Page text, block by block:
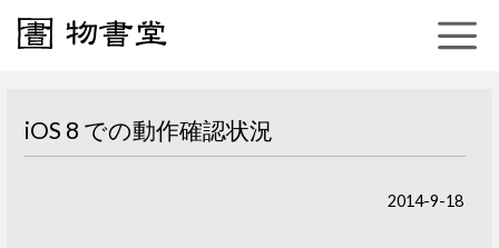
iOS 8 での動作確認状況
2014-9-18